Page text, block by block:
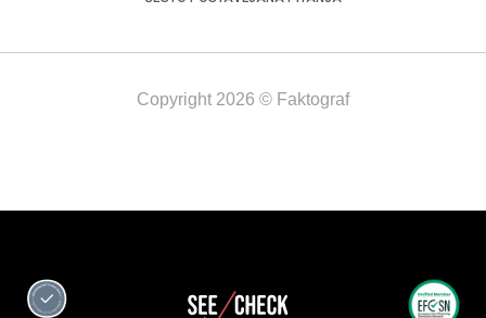
Copyright 2026 © Faktograf